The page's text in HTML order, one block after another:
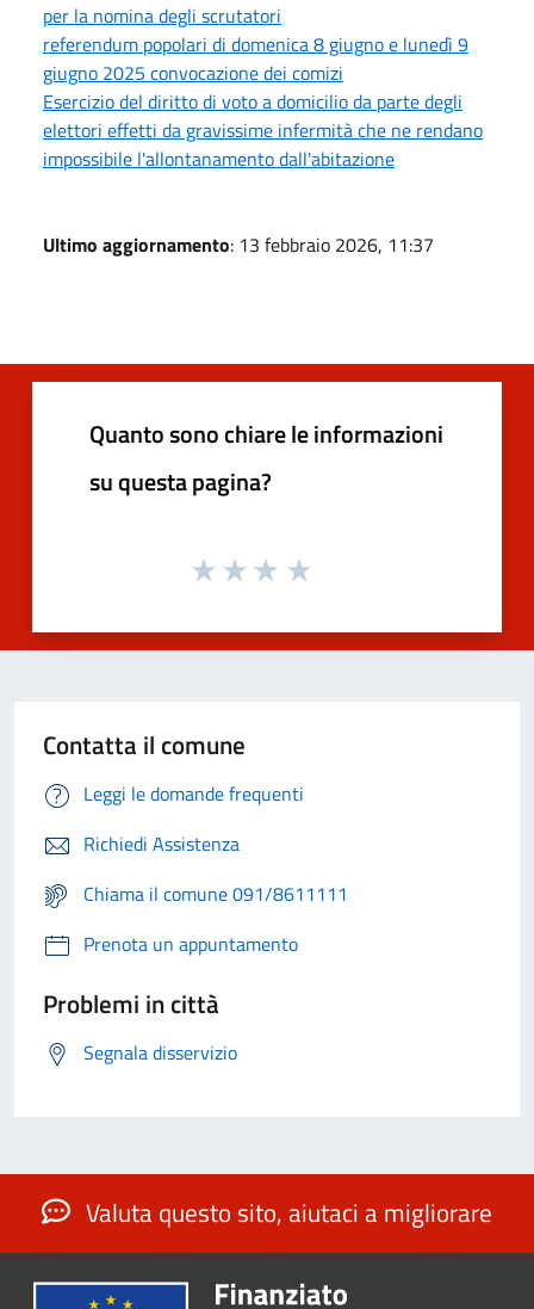
per la nomina degli scrutatori
referendum popolari di domenica 8 giugno e lunedì 9
giugno 2025 convocazione dei comizi
Esercizio del diritto di voto a domicilio da parte degli
elettori effetti da gravissime infermità che ne rendano
impossibile l'allontanamento dall'abitazione
Ultimo aggiornamento: 13 febbraio 2026, 11:37
Quanto sono chiare le informazioni
su questa pagina?
Contatta il comune
Leggi le domande frequenti
Richiedi Assistenza
Chiama il comune 091/8611111
Prenota un appuntamento
Problemi in città
Segnala disservizio
Valuta questo sito, aiutaci a migliorare